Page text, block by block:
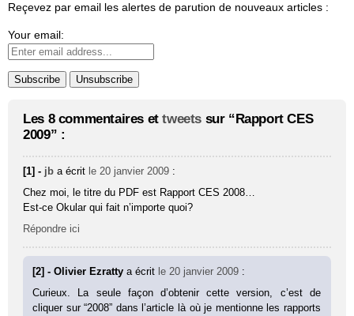
Reçevez par email les alertes de parution de nouveaux articles :
Your email:
Les 8 commentaires ettweets sur “Rapport CES
2009” :
[1] - jb a écrit le 20 janvier 2009 :
Chez moi, le titre du PDF est Rapport CES 2008…
Est-ce Okular qui fait n’importe quoi?
Répondre ici
[2] - Olivier Ezrattya écrit le 20 janvier 2009 :
Curieux. La seule façon d’obtenir cette version, c’est de
cliquer sur “2008” dans l’article là où je mentionne les rapports